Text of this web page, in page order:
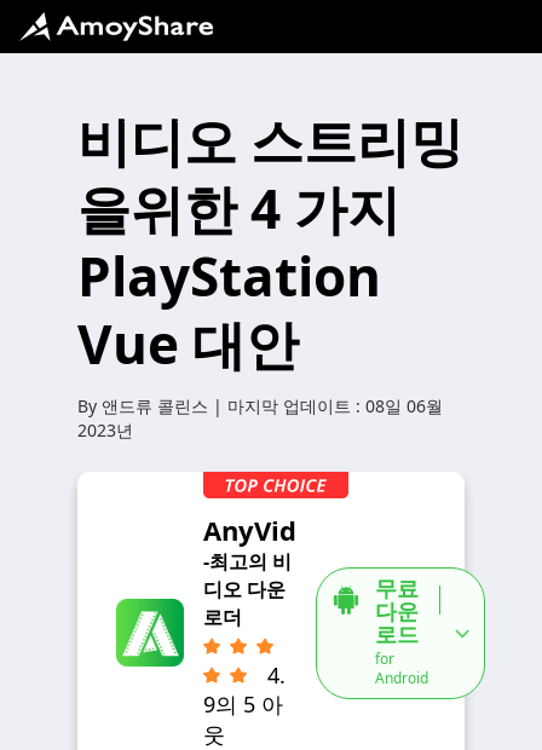
비디오 스트리밍
을위한 4 가지
PlayStation
Vue 대안
By 앤드류 콜린스 | 마지막 업데이트 : 08일 06월
2023년
AnyVid
-최고의 비
디오 다운
로더
4.
9의 5 아
웃
무료
다운
로드
for
Android